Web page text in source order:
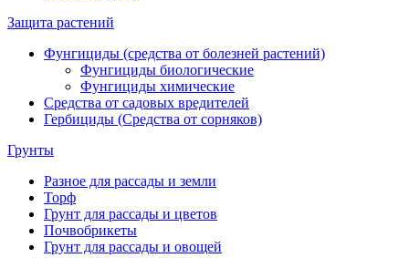
Защита растений
Фунгициды (средства от болезней растений)
Фунгициды биологические
Фунгициды химические
Средства от садовых вредителей
Гербициды (Средства от сорняков)
Грунты
Разное для рассады и земли
Торф
Грунт для рассады и цветов
Почвобрикеты
Грунт для рассады и овощей